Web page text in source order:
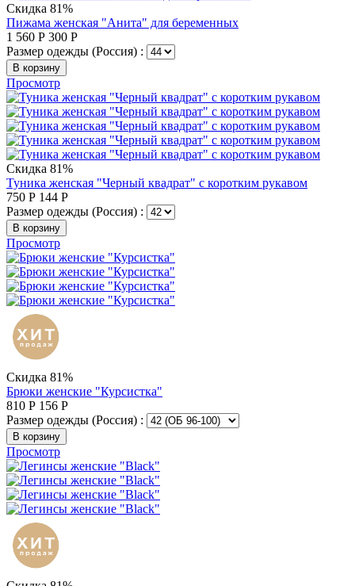
Скидка 81%
Пижама женская "Анита" для беременных
1 560 Р 300 Р
Размер одежды (Россия) :
В корзину
Просмотр
Скидка 81%
Туника женская "Черный квадрат" с коротким рукавом
750 Р 144 Р
Размер одежды (Россия) :
В корзину
Просмотр
Скидка 81%
Брюки женские "Курсистка"
810 Р 156 Р
Размер одежды (Россия) :
В корзину
Просмотр